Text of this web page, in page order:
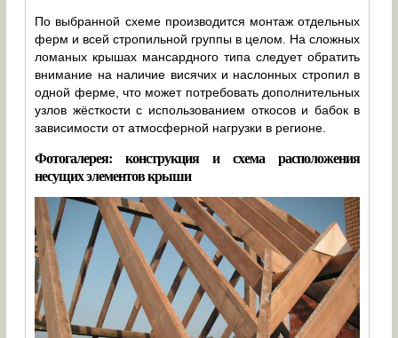
По выбранной схеме производится монтаж отдельных
ферм и всей стропильной группы в целом. На сложных
ломаных крышах мансардного типа следует обратить
внимание на наличие висячих и наслонных стропил в
одной ферме, что может потребовать дополнительных
узлов жёсткости с использованием откосов и бабок в
зависимости от атмосферной нагрузки в регионе.
Фотогалерея: конструкция и схема расположения
несущих элементов крыши